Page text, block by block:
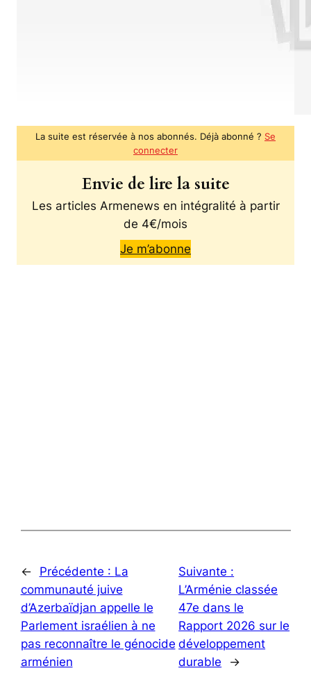
La suite est réservée à nos abonnés. Déjà abonné ? Se
connecter
Envie de lire la suite
Les articles Armenews en intégralité à partir
de 4€/mois
Je m’abonne
← Précédente : La
communauté juive
d’Azerbaïdjan appelle le
Parlement israélien à ne
pas reconnaître le génocide
arménien
Suivante :
L’Arménie classée
47e dans le
Rapport 2026 sur le
développement
durable
→